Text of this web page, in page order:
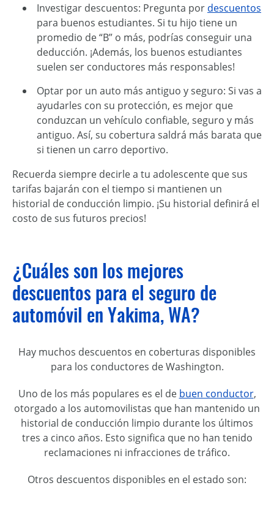
Investigar descuentos: Pregunta por descuentos
para buenos estudiantes. Si tu hijo tiene un
promedio de “B” o más, podrías conseguir una
deducción. ¡Además, los buenos estudiantes
suelen ser conductores más responsables!
Optar por un auto más antiguo y seguro: Si vas a
ayudarles con su protección, es mejor que
conduzcan un vehículo confiable, seguro y más
antiguo. Así, su cobertura saldrá más barata que
si tienen un carro deportivo.
Recuerda siempre decirle a tu adolescente que sus
tarifas bajarán con el tiempo si mantienen un
historial de conducción limpio. ¡Su historial definirá el
costo de sus futuros precios!
¿Cuáles son los mejores
descuentos para el seguro de
automóvil en Yakima, WA?
Hay muchos descuentos en coberturas disponibles
para los conductores de Washington.
Uno de los más populares es el de buen conductor,
otorgado a los automovilistas que han mantenido un
historial de conducción limpio durante los últimos
tres a cinco años. Esto significa que no han tenido
reclamaciones ni infracciones de tráfico.
Otros descuentos disponibles en el estado son: